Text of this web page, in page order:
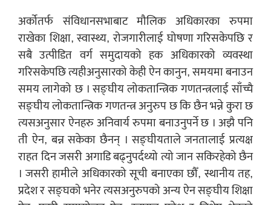
अर्कोतर्फ संविधानसभाबाट मौलिक अधिकारका रुपमा
राखेका शिक्षा, स्वास्थ्य, रोजगारीलाई घोषणा गरिसकेपछि र
सबै उत्पीडित वर्ग समुदायको हक अधिकारको व्यवस्था
गरिसकेपछि त्यहीअनुसारको केही ऐन कानुन, समयमा बनाउन
समय लागेको छ । सङ्घीय लोकतान्त्रिक गणतन्त्रलाई साँच्चै
सङ्घीय लोकतान्त्रिक गणतन्त्र अनुरुप छ कि छैन भन्ने कुरा छ
त्यसअनुसार ऐनहरु अनिवार्य रुपमा बनाउनुपर्ने छ । अझै पनि
ती ऐन, बन्न सकेका छैनन् । सङ्घीयताले जनतालाई प्रत्यक्ष
राहत दिन जसरी अगाडि बढ्नुपर्दथ्यो त्यो जान सकिरहेको छैन
। जसरी हामीले अधिकारको सूची बनाएका छौँ, स्थानीय तह,
प्रदेश र सङ्घको भनेर त्यसअनुरुपको अन्य ऐन सङ्घीय शिक्षा